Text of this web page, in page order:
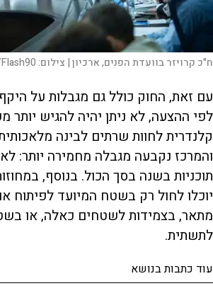
ח"כ קרויזר בוועדת הפנים, ארכיון | צילום:
עם זאת, החוק כולל גם מגבלות על היקף
לפי ההצעה, לא ניתן יהיה להגיש יותר
קלנדרית לחוות שרתים לבינה
והמרכז נקבעה מגבלה מחמירה יותר:
תוכניות בשנה בסך הכול. בנוסף,
יוכלו לחול רק בשטח המיועד לפיתוח או
מתאר, בצמידות לשטחים כאלה, או
לתשתית.
עוד כתבות בנושא